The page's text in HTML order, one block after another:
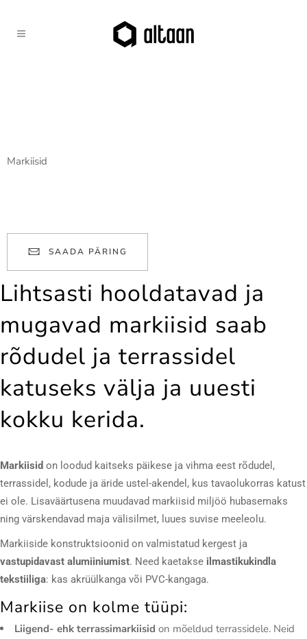
Markiisid
SAADA PÄRING
Lihtsasti hooldatavad ja
mugavad markiisid saab
rõdudel ja terrassidel
katuseks välja ja uuesti
kokku kerida.
Markiisid on loodud kaitseks päikese ja vihma eest rõdudel,
terrassidel, kodude ja äride ustel-akendel, kus tavaolukorras katust
ei ole. Lisaväärtusena muudavad markiisid miljöö hubasemaks
ning värskendavad maja välisilmet, luues suvise meeleolu.
Markiiside konstruktsioonid on valmistatud kergest ja
vastupidavast alumiiniumist. Need kaetakse ilmastikukindla
tekstiiliga: kas akrüülkanga või PVC-kangaga.
Markiise on kolme tüüpi:
Liigend- ehk terrassimarkiisid on mõeldud terrassidele. Neid